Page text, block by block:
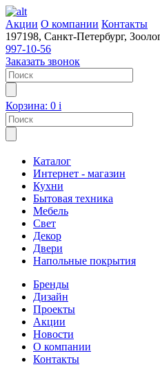
Акции О компании Контакты
197198, Санкт-Петербург,
997-10-56
Заказать звонок
Корзина: 0 i
Каталог
Интернет - магазин
Кухни
Бытовая техника
Мебель
Свет
Декор
Двери
Напольные покрытия
Бренды
Дизайн
Проекты
Акции
Новости
О компании
Контакты